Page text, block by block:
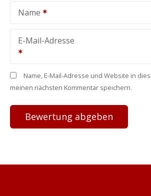
Name
E-Mail-Adresse
Name, E-Mail-Adresse und Website in
meinen nächsten Kommentar speichern.